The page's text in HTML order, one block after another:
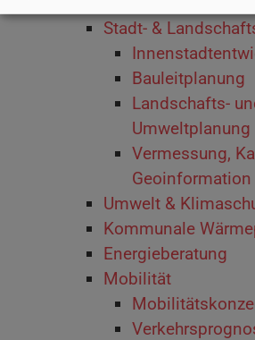
Stadt- &
Bauleitplanung
Landschafts-
Umweltplanung
Vermessung,
Geoinformation
Um­welt &
Kommunale
Energieberatung
Mobilität